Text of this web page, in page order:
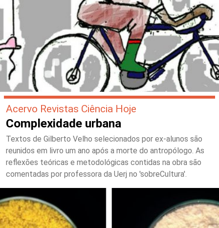
Acervo Revistas Ciência Hoje
Complexidade urbana
Textos de Gilberto Velho selecionados por ex-alunos são
reunidos em livro um ano após a morte do antropólogo. As
reflexões teóricas e metodológicas contidas na obra são
comentadas por professora da Uerj no 'sobreCultura'.